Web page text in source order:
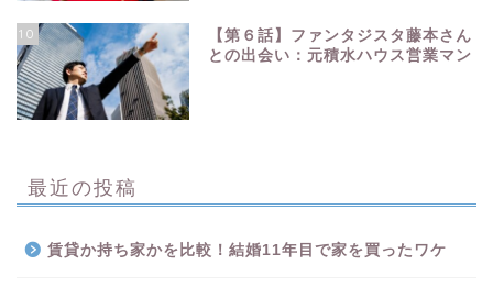
10
【第６話】ファンタジスタ藤本さん
との出会い：元積水ハウス営業マン
最近の投稿
賃貸か持ち家かを比較！結婚11年目で家を買ったワケ